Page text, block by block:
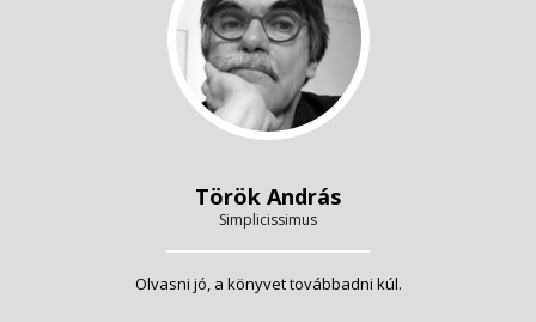
Török András
Simplicissimus
Olvasni jó, a könyvet továbbadni kúl.